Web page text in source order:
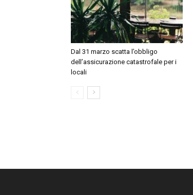
Dal 31 marzo scatta l’obbligo
dell’assicurazione catastrofale per i
locali